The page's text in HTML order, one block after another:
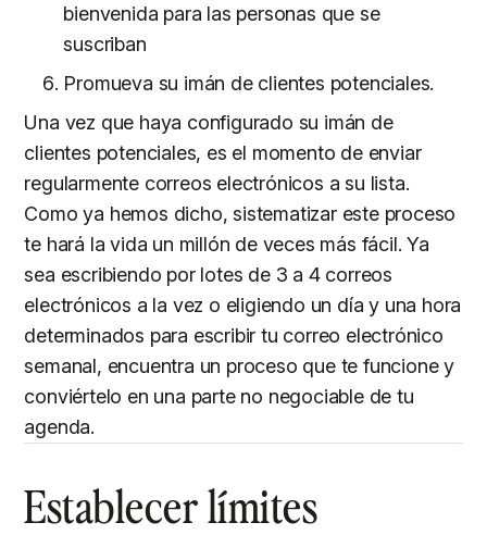
bienvenida para las personas que se
suscriban
Promueva su imán de clientes potenciales.
Una vez que haya configurado su imán de
clientes potenciales, es el momento de enviar
regularmente correos electrónicos a su lista.
Como ya hemos dicho, sistematizar este proceso
te hará la vida un millón de veces más fácil. Ya
sea escribiendo por lotes de 3 a 4 correos
electrónicos a la vez o eligiendo un día y una hora
determinados para escribir tu correo electrónico
semanal, encuentra un proceso que te funcione y
conviértelo en una parte no negociable de tu
agenda.
Establecer límites